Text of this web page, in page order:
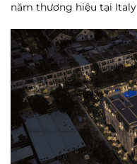
năm thương hiệu tại Italy